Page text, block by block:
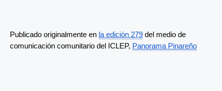
Publicado originalmente en la edición 279 del medio de
comunicación comunitario del ICLEP, Panorama Pinareño